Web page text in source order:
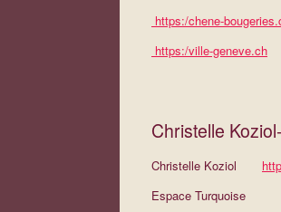
https:/chene-
https:/ville-geneve.ch
Christelle
Christelle Koziol
Espace Turquoise